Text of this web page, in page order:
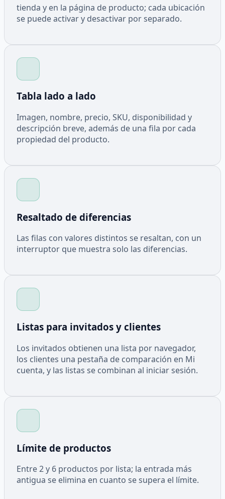
tienda y en la página de producto; cada ubicación
se puede activar y desactivar por separado.
Tabla lado a lado
Imagen, nombre, precio, SKU, disponibilidad y
descripción breve, además de una fila por cada
propiedad del producto.
Resaltado de diferencias
Las filas con valores distintos se resaltan, con un
interruptor que muestra solo las diferencias.
Listas para invitados y clientes
Los invitados obtienen una lista por navegador,
los clientes una pestaña de comparación en Mi
cuenta, y las listas se combinan al iniciar sesión.
Límite de productos
Entre 2 y 6 productos por lista; la entrada más
antigua se elimina en cuanto se supera el límite.